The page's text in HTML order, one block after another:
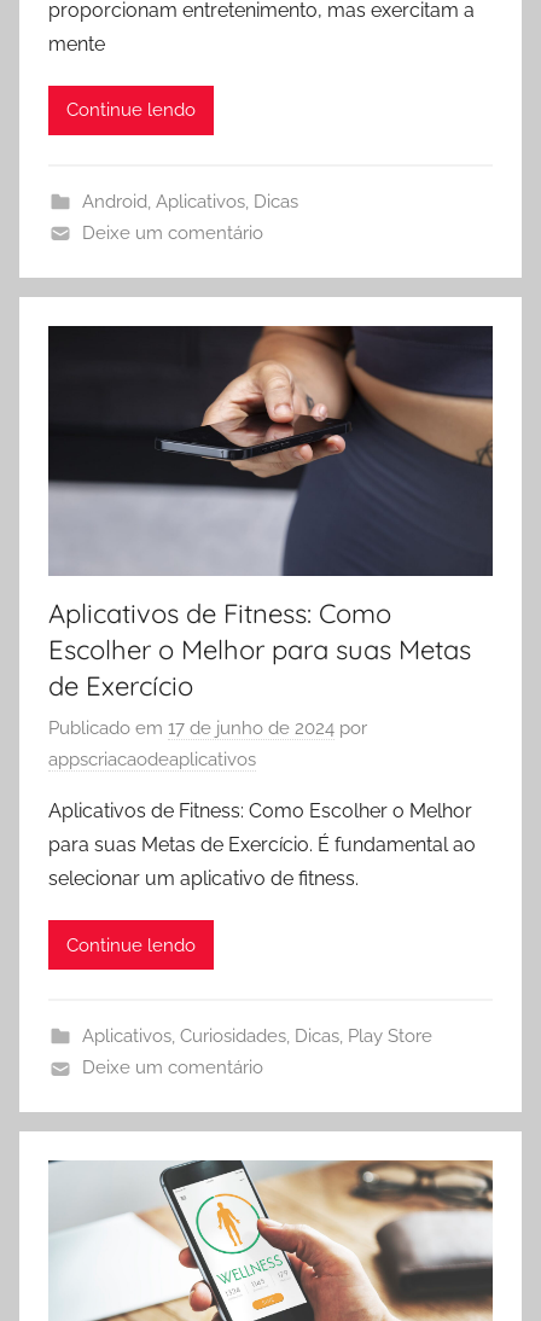
proporcionam entretenimento, mas exercitam a
mente
Continue lendo
Android, Aplicativos, Dicas
Deixe um comentário
Aplicativos de Fitness: Como
Escolher o Melhor para suas Metas
de Exercício
Publicado em 17 de junho de 2024 por
appscriacaodeaplicativos
Aplicativos de Fitness: Como Escolher o Melhor
para suas Metas de Exercício. É fundamental ao
selecionar um aplicativo de fitness.
Continue lendo
Aplicativos, Curiosidades, Dicas, Play Store
Deixe um comentário